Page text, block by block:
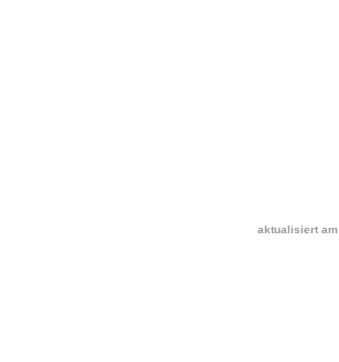
aktualisiert am